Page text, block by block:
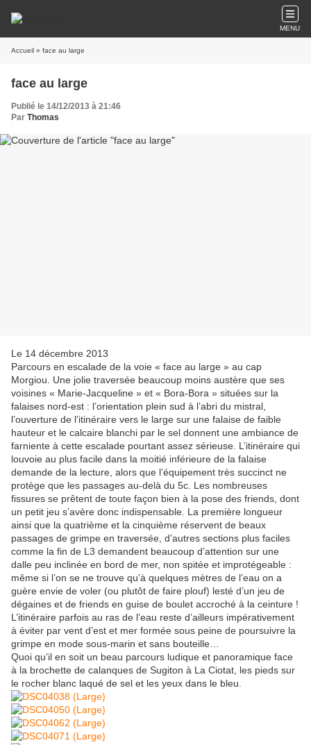
MENU
Accueil » face au large
face au large
Publié le 14/12/2013 à 21:46
Par Thomas
Le 14 décembre 2013
Parcours en escalade de la voie « face au large » au cap
Morgiou. Une jolie traversée beaucoup moins austère que ses
voisines « Marie-Jacqueline » et « Bora-Bora » situées sur la
falaises nord-est : l’orientation plein sud à l’abri du mistral,
l’ouverture de l’itinéraire vers le large sur une falaise de faible
hauteur et le calcaire blanchi par le sel donnent une ambiance de
farniente à cette escalade pourtant assez sérieuse. L’itinéraire qui
louvoie au plus facile dans la moitié inférieure de la falaise
demande de la lecture, alors que l’équipement très succinct ne
protège que les passages au-delà du 5c. Les nombreuses
fissures se prêtent de toute façon bien à la pose des friends, dont
un petit jeu s’avère donc indispensable. La première longueur
ainsi que la quatrième et la cinquième réservent de beaux
passages de grimpe en traversée, d’autres sections plus faciles
comme la fin de L3 demandent beaucoup d’attention sur une
dalle peu inclinée en bord de mer, non spitée et improtégeable :
même si l’on se ne trouve qu’à quelques mètres de l’eau on a
guère envie de voler (ou plutôt de faire plouf) lesté d’un jeu de
dégaines et de friends en guise de boulet accroché à la ceinture !
L’itinéraire parfois au ras de l’eau reste d’ailleurs impérativement
à éviter par vent d’est et mer formée sous peine de poursuivre la
grimpe en mode sous-marin et sans bouteille…
Quoi qu’il en soit un beau parcours ludique et panoramique face
à la brochette de calanques de Sugiton à La Ciotat, les pieds sur
le rocher blanc laqué de sel et les yeux dans le bleu.